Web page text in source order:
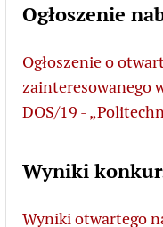
Ogłoszenie
Ogłoszenie o
zainteresowanego
DOS/19 -
Wyniki
Wyniki otwartego